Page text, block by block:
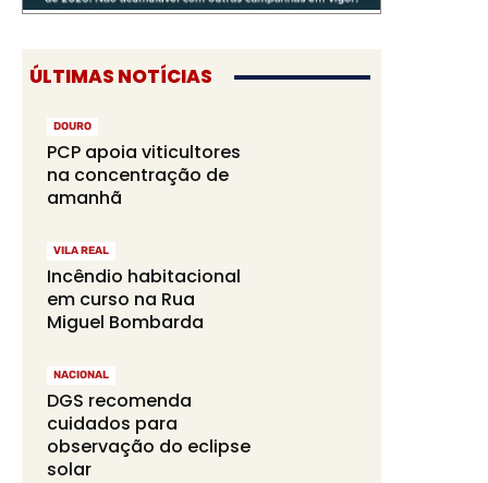
ÚLTIMAS NOTÍCIAS
DOURO
PCP apoia viticultores
na concentração de
amanhã
VILA REAL
Incêndio habitacional
em curso na Rua
Miguel Bombarda
NACIONAL
DGS recomenda
cuidados para
observação do eclipse
solar